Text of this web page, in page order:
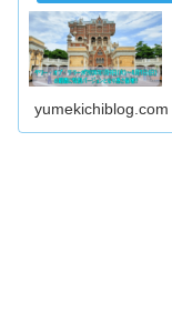
yumekichiblog.com